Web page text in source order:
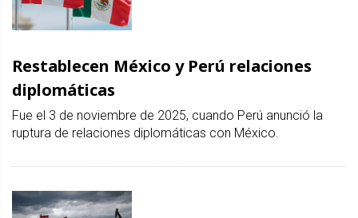
Restablecen México y Perú relaciones
diplomáticas
Fue el 3 de noviembre de 2025, cuando Perú anunció la
ruptura de relaciones diplomáticas con México.